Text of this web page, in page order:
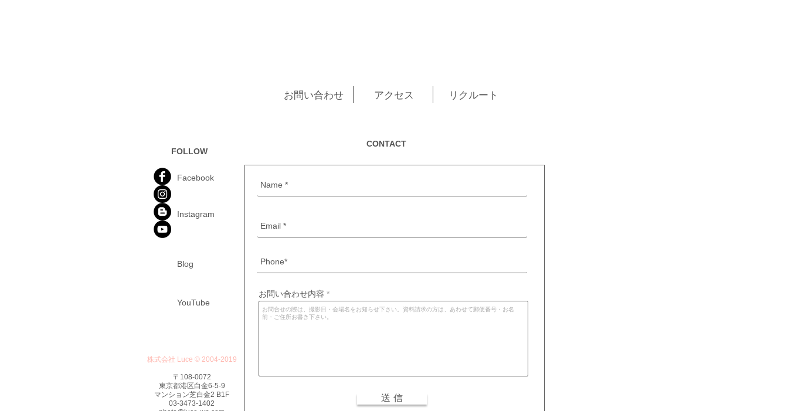
お問い合わせ アクセス リクルート
FOLLOW
CONTACT
株式会社 Luce © 2004-2019
〒108-0072
東京都港区白金6-5-9
マンション芝白金2 B1F
03-3473-1402
お問い合わせ内容
送 信
Facebook
​Instagram
Blog
​YouTube